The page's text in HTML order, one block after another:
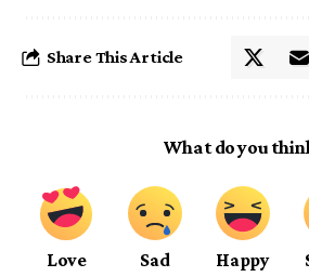
Share This Article
What do you
Love Sad Happy